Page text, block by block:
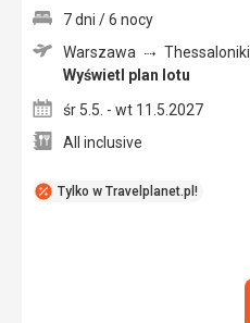
Tylko w Travelplanet.pl!
7 dni / 6 nocy
Warszawa
Thessaloniki
Wyświetl plan lotu
śr 5.5. - wt 11.5.2027
All inclusive